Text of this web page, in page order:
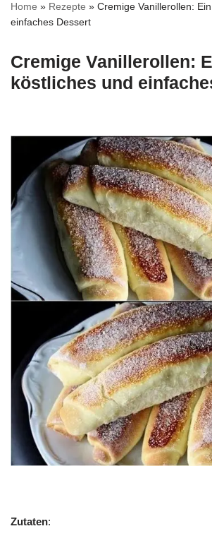
Home » Rezepte » Cremige Vanillerollen:
einfaches Dessert
Cremige Vanillerollen:
köstliches und
Zutaten: